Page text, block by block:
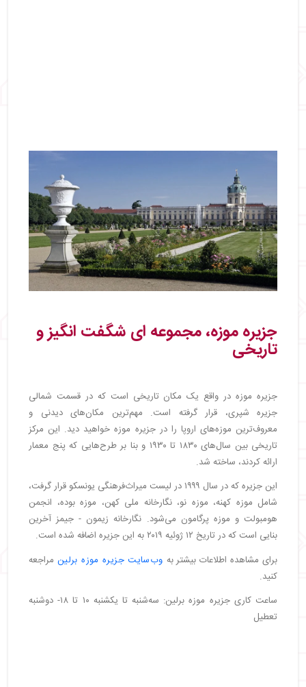
جزیره موزه، مجموعه‌ ای شگفت‌ انگیز و
تاریخی
جزیره موزه در واقع یک مکان تاریخی است که در قسمت شمالی
جزیره شپری، قرار گرفته است. مهم‌ترین مکان‌های دیدنی و
معروف‌ترین موزه‌های اروپا را در جزیره موزه خواهید دید. این مرکز
تاریخی بین سال‌های ۱۸۳۰ تا ۱۹۳۰ و بنا بر طرح‌هایی که پنج معمار
ارائه کردند، ساخته شد.
این جزیره که در سال ۱۹۹۹ در لیست میراث‌فرهنگی یونسکو قرار گرفت،
شامل موزه کهنه، موزه نو، نگارخانه ملی کهن، موزه بوده، انجمن
هومبولت و موزه پرگامون می‌شود. نگارخانه زیمون - جیمز آخرین
بنایی است که در تاریخ ۱۲ ژوئیه ۲۰۱۹ به این جزیره اضافه شده است.
برای مشاهده اطلاعات بیشتر به وب‌سایت جزیره موزه برلین مراجعه
کنید.
ساعت کاری جزیره موزه برلین: سه‌شنبه تا یکشنبه ۱۰ تا ۱۸- دوشنبه
تعطیل